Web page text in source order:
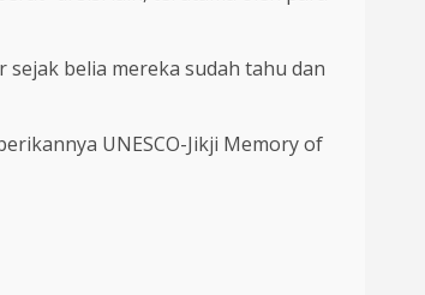
belia mereka sudah tahu dan
UNESCO-Jikji Memory of